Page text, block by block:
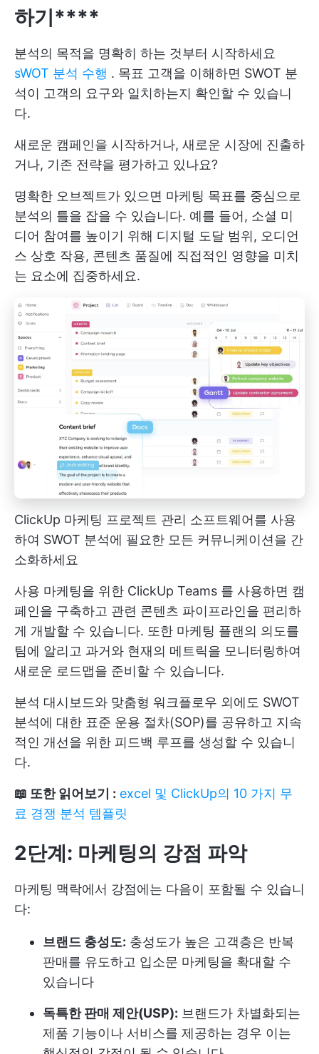
하기****
분석의 목적을 명확히 하는 것부터 시작하세요
sWOT 분석 수행 . 목표 고객을 이해하면 SWOT 분
석이 고객의 요구와 일치하는지 확인할 수 있습니
다.
새로운 캠페인을 시작하거나, 새로운 시장에 진출하
거나, 기존 전략을 평가하고 있나요?
명확한 오브젝트가 있으면 마케팅 목표를 중심으로
분석의 틀을 잡을 수 있습니다. 예를 들어, 소셜 미
디어 참여를 높이기 위해 디지털 도달 범위, 오디언
스 상호 작용, 콘텐츠 품질에 직접적인 영향을 미치
는 요소에 집중하세요.
ClickUp 마케팅 프로젝트 관리 소프트웨어를 사용
하여 SWOT 분석에 필요한 모든 커뮤니케이션을 간
소화하세요
사용 마케팅을 위한 ClickUp Teams 를 사용하면 캠
페인을 구축하고 관련 콘텐츠 파이프라인을 편리하
게 개발할 수 있습니다. 또한 마케팅 플랜의 의도를
팀에 알리고 과거와 현재의 메트릭을 모니터링하여
새로운 로드맵을 준비할 수 있습니다.
분석 대시보드와 맞춤형 워크플로우 외에도 SWOT
분석에 대한 표준 운용 절차(SOP)를 공유하고 지속
적인 개선을 위한 피드백 루프를 생성할 수 있습니
다.
📖 또한 읽어보기 : excel 및 ClickUp의 10 가지 무
료 경쟁 분석 템플릿
2단계: 마케팅의 강점 파악
마케팅 맥락에서 강점에는 다음이 포함될 수 있습니
다:
브랜드 충성도: 충성도가 높은 고객층은 반복
판매를 유도하고 입소문 마케팅을 확대할 수
있습니다
독특한 판매 제안(USP): 브랜드가 차별화되는
제품 기능이나 서비스를 제공하는 경우 이는